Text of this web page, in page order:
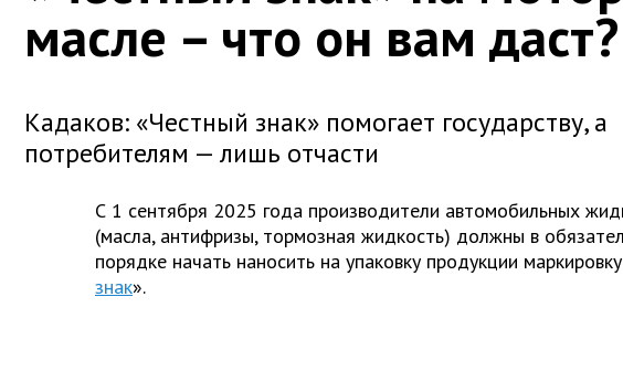
масле – что он вам даст?
Кадаков: «Честный знак» помогает государству, а
потребителям — лишь отчасти
С 1 сентября 2025 года производители автомобильных
(масла, антифризы, тормозная жидкость) должны в
порядке начать наносить на упаковку продукции
знак».